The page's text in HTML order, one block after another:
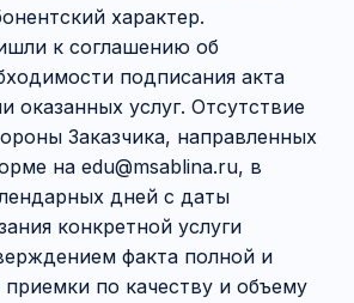
характер.
к соглашению об
подписания акта
оказанных услуг. Отсутствие
Заказчика, направленных
на edu@msablina.ru, в
дней с даты
конкретной услуги
факта полной и
приемки по качеству и объему